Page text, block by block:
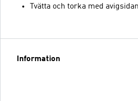
Tvätta och torka med
Information